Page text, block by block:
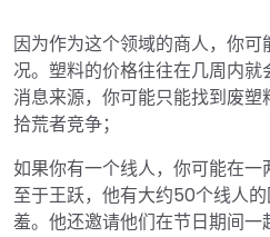
因为作为这个领域的商人，你
况。塑料的价格往往在几周内
消息来源，你可能只能找到废
拾荒者竞争；
如果你有一个线人，你可能在一
至于王跃，他有大约50个线人
羞。他还邀请他们在节日期间一